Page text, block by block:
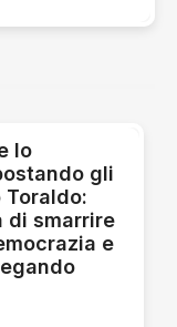
lo
gli
di smarrire
e